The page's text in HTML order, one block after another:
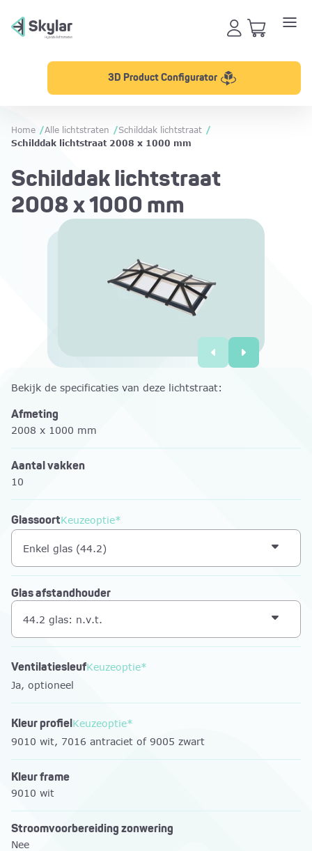
3D Product Configurator
Home /Alle lichtstraten /Schilddak lichtstraat /
Schilddak lichtstraat 2008 x 1000 mm
Schilddak lichtstraat
2008 x 1000 mm
Bekijk de specificaties van deze lichtstraat:
Afmeting
2008 x 1000 mm
Aantal vakken
10
GlassoortKeuzeoptie*
Enkel glas (44.2)
Glas afstandhouder
44.2 glas: n.v.t.
VentilatiesleufKeuzeoptie*
Ja, optioneel
Kleur profielKeuzeoptie*
9010 wit, 7016 antraciet of 9005 zwart
Kleur frame
9010 wit
Stroomvoorbereiding zonwering
Nee